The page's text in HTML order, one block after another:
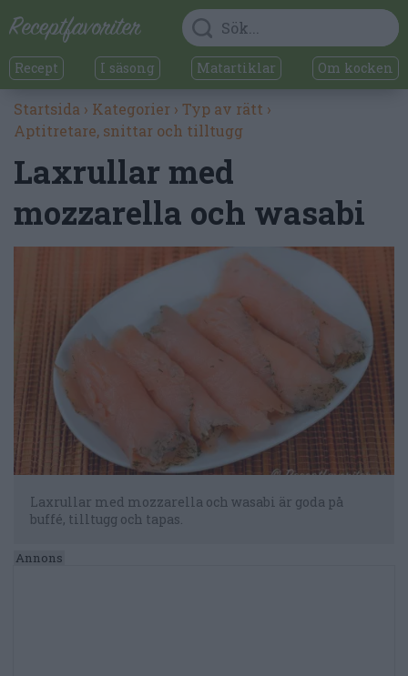
Recept I säsong Matartiklar Om kocken
Startsida › Kategorier › Typ av rätt ›
Aptitretare, snittar och tilltugg
Laxrullar med
mozzarella och wasabi
Laxrullar med mozzarella och wasabi är goda på
buffé, tilltugg och tapas.